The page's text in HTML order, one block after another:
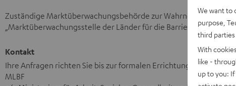
Zuständige Marktüberwachungsbehörde zur Wahrnehmung der
„Marktüberwachungsstelle der Länder für die Barrierefreiheit
Kontakt
Ihre Anfragen richten Sie bis zur formalen Errichtung der MLBF
MLBF
We want to
purpose,
third
With
like -
up to you: